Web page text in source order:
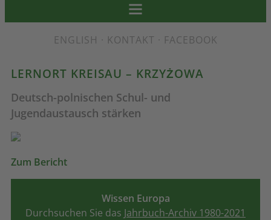
ENGLISH · KONTAKT · FACEBOOK
LERNORT KREISAU – KRZYŻOWA
Deutsch-polnischen Schul- und
Jugendaustausch stärken
Zum Bericht
Wissen Europa
Durchsuchen Sie das Jahrbuch-Archiv 1980-2021